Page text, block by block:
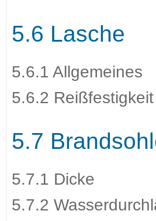
5.6 Lasche
5.6.1 Allgemeines
5.6.2 Reißfestigkeit
5.7
5.7.1 Dicke
5.7.2